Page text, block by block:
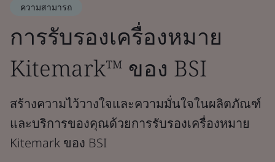
ความสามารถ
การรับรองเครื่องหมาย
Kitemark™ ของ BSI
สร้างความไว้วางใจและความมั่นใจในผลิตภัณฑ์
และบริการของคุณด้วยการรับรองเครื่องหมาย
Kitemark ของ BSI